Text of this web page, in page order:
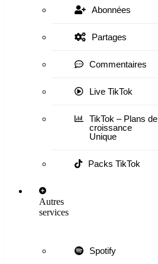
Abonnées
Partages
Commentaires
Live TikTok
TikTok – Plans de
croissance
Unique
Packs TikTok
Autres
services
Spotify